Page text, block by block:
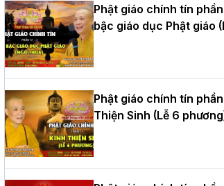
Học yêu thương trong ngày tu tập thứ
tư của Khóa sinh hoạt Phật pháp mùa
hè tại chùa Bằng
HT.Thích Thọ Lạc được suy cử làm tân
Trưởng BTS GHPGVN tỉnh Nghệ An
Phật giáo chính tín phần
bậc giáo dục Phật giáo
Phật giáo chính tín phần
Thiện Sinh (Lễ 6